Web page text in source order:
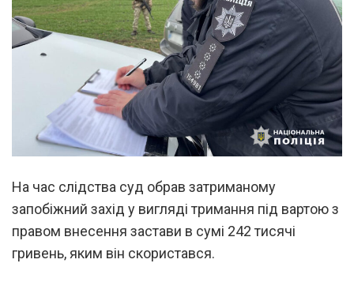
На час слідства суд обрав затриманому
запобіжний захід у вигляді тримання під вартою з
правом внесення застави в сумі 242 тисячі
гривень, яким він скористався.